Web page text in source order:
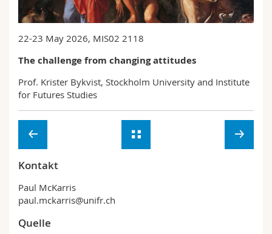
Math.-Nat. und Med. Fak.
Interfakultär
Mitarbeitende
Doktorierende
Webmail
Vorlesungsverzeichnis
22-23 May 2026, MIS02 2118
The challenge from changing attitudes
Prof. Krister Bykvist, Stockholm University and Institute
for Futures Studies
Kontakt
Paul McKarris
paul.mckarris@unifr.ch
Quelle